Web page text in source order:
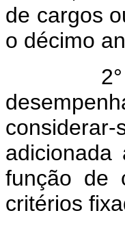
de cargos
o décimo
2°
função de
critérios